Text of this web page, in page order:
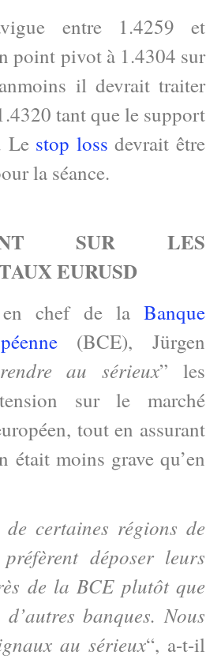
entre 1.4259 et
point pivot à 1.4304 sur
il devrait traiter
tant que le support
Le stop loss devrait être
la séance.
SUR LES
EURUSD
en chef de la Banque
(BCE), Jürgen
au sérieux” les
sur le marché
tout en assurant
était moins grave qu’en
de certaines régions de
déposer leurs
de la BCE plutôt que
banques. Nous
au sérieux“, a-t-il